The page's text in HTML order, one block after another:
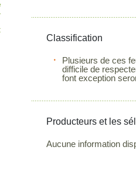
Classification
Plusieurs de ces
difficile de
font exception
Producteurs et les
Aucune information